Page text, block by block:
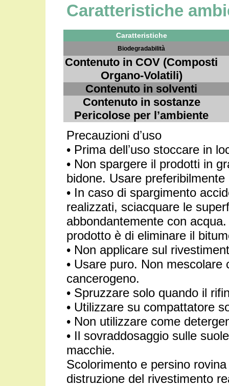
Caratteristiche
Caratteristiche
Biodegradabilità
Contenuto in COV (Composti
Organo-Volatili)
Contenuto in solventi
Contenuto in sostanze
Pericolose per lʼambiente
Precauzioni dʼuso
• Prima dellʼuso stoccare in
• Non spargere il prodotti in
bidone. Usare
• In caso di spargimento
realizzati, sciacquare le
abbondantemente con
prodotto è di eliminare il
• Non applicare sul
• Usare puro. Non
cancerogeno.
• Spruzzare solo quando il
• Utilizzare su compattatore
• Non utilizzare come
• Il sovraddosaggio sulle
macchie.
Scolorimento e persino
distruzione del rivestimento